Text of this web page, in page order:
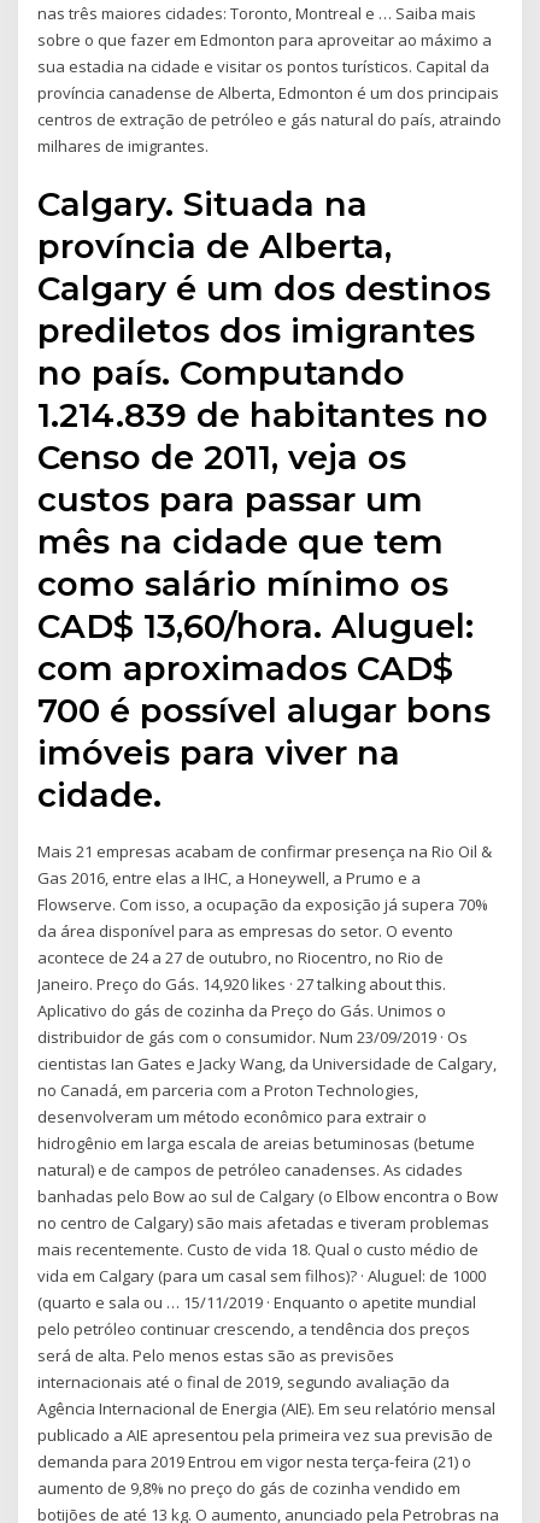
nas três maiores cidades: Toronto, Montreal e … Saiba mais
sobre o que fazer em Edmonton para aproveitar ao máximo a
sua estadia na cidade e visitar os pontos turísticos. Capital da
província canadense de Alberta, Edmonton é um dos principais
centros de extração de petróleo e gás natural do país, atraindo
milhares de imigrantes.
Calgary. Situada na
província de Alberta,
Calgary é um dos destinos
prediletos dos imigrantes
no país. Computando
1.214.839 de habitantes no
Censo de 2011, veja os
custos para passar um
mês na cidade que tem
como salário mínimo os
CAD$ 13,60/hora. Aluguel:
com aproximados CAD$
700 é possível alugar bons
imóveis para viver na
cidade.
Mais 21 empresas acabam de confirmar presença na Rio Oil &
Gas 2016, entre elas a IHC, a Honeywell, a Prumo e a
Flowserve. Com isso, a ocupação da exposição já supera 70%
da área disponível para as empresas do setor. O evento
acontece de 24 a 27 de outubro, no Riocentro, no Rio de
Janeiro. Preço do Gás. 14,920 likes · 27 talking about this.
Aplicativo do gás de cozinha da Preço do Gás. Unimos o
distribuidor de gás com o consumidor. Num 23/09/2019 · Os
cientistas Ian Gates e Jacky Wang, da Universidade de Calgary,
no Canadá, em parceria com a Proton Technologies,
desenvolveram um método econômico para extrair o
hidrogênio em larga escala de areias betuminosas (betume
natural) e de campos de petróleo canadenses. As cidades
banhadas pelo Bow ao sul de Calgary (o Elbow encontra o Bow
no centro de Calgary) são mais afetadas e tiveram problemas
mais recentemente. Custo de vida 18. Qual o custo médio de
vida em Calgary (para um casal sem filhos)? · Aluguel: de 1000
(quarto e sala ou … 15/11/2019 · Enquanto o apetite mundial
pelo petróleo continuar crescendo, a tendência dos preços
será de alta. Pelo menos estas são as previsões
internacionais até o final de 2019, segundo avaliação da
Agência Internacional de Energia (AIE). Em seu relatório mensal
publicado a AIE apresentou pela primeira vez sua previsão de
demanda para 2019 Entrou em vigor nesta terça-feira (21) o
aumento de 9,8% no preço do gás de cozinha vendido em
botijões de até 13 kg. O aumento, anunciado pela Petrobras na